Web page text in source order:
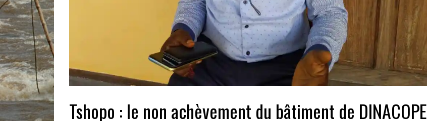
Tshopo : le non achèvement du bâtiment de DINACOPE